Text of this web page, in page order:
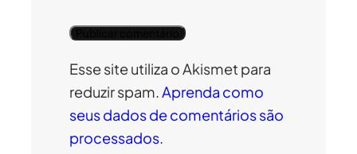
Esse site utiliza o Akismet para
reduzir spam.Aprenda como
seus dados de comentários são
processados.